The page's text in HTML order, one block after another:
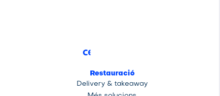
Restauració
Delivery & takeaway